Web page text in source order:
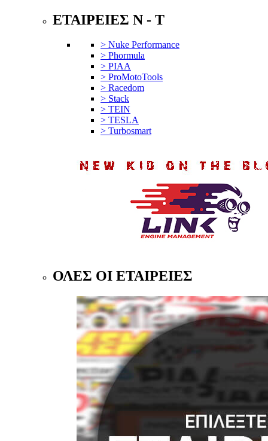
ΕΤΑΙΡΕΙΕΣ N - T
> Nuke Performance
> Phormula
> PIAA
> ProMotoTools
> Racedom
> Stack
> TEIN
> TESLA
> Turbosmart
ΟΛΕΣ ΟΙ ΕΤΑΙΡΕΙΕΣ